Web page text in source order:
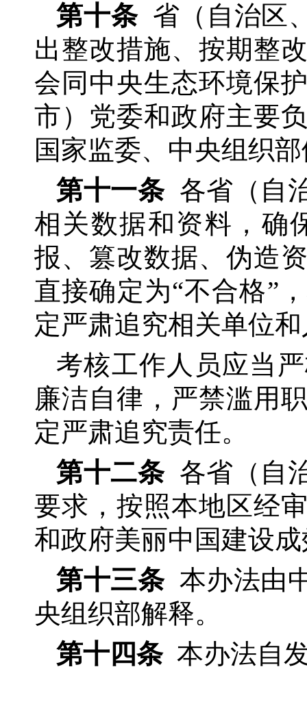
第十条 省（自治区
出整改措施、按期整
会同中央生态环境保
市）党委和政府主要
国家监委、中央组织
第十一条 各省（自
相关数据和资料，确
报、篡改数据、伪造
直接确定为“不合格”
定严肃追究相关单位
考核工作人员应当
廉洁自律，严禁滥用
定严肃追究责任。
第十二条 各省（自
要求，按照本地区经
和政府美丽中国建设
第十三条 本办法由
央组织部解释。
第十四条 本办法自